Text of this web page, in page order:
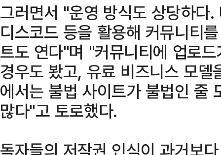
그러면서 "운영 방식도 상당하다
디스코드 등을 활용해 커뮤니티
트도 연다"며 "커뮤니티에 업로
경우도 봤고, 유료 비즈니스 모
에서는 불법 사이트가 불법인 줄
많다"고 토로했다.
독자들의 저작권 인식이 과거보